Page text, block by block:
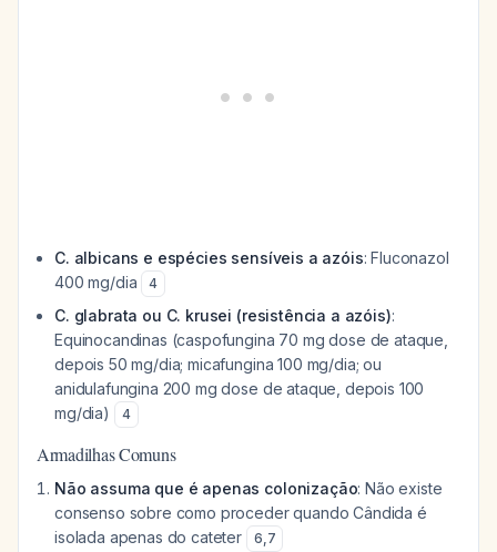
C. albicans e espécies sensíveis a azóis: Fluconazol
400 mg/dia
4
C. glabrata ou C. krusei (resistência a azóis):
Equinocandinas (caspofungina 70 mg dose de ataque,
depois 50 mg/dia; micafungina 100 mg/dia; ou
anidulafungina 200 mg dose de ataque, depois 100
mg/dia)
4
Armadilhas Comuns
Não assuma que é apenas colonização: Não existe
consenso sobre como proceder quando Cândida é
isolada apenas do cateter
6,7